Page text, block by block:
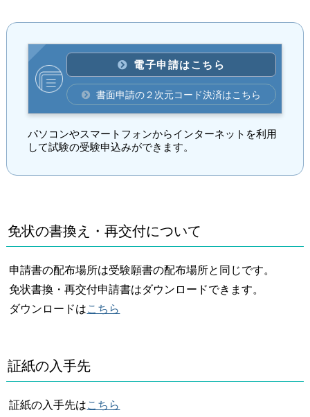
電子申請はこちら
書面申請の２次元コード決済はこちら
パソコンやスマートフォンからインターネットを利用
して試験の受験申込みができます。
免状の書換え・再交付について
申請書の配布場所は受験願書の配布場所と同じです。
免状書換・再交付申請書はダウンロードできます。
ダウンロードはこちら
証紙の入手先
証紙の入手先はこちら